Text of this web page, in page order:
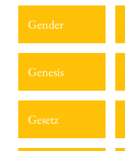
Gender
Genesis
Gesetz